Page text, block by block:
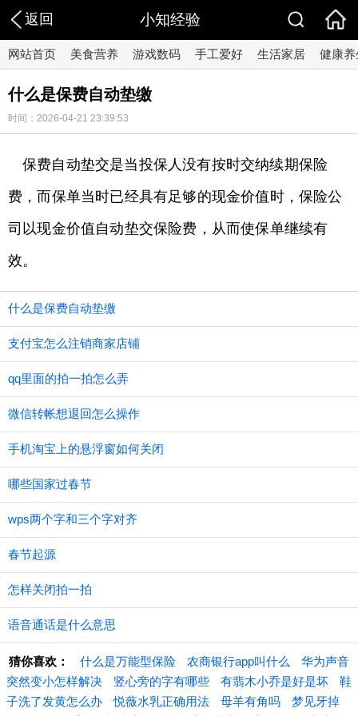
返回 小知经验
网站首页 美食营养 游戏数码 手工爱好 生活家居 健康养
什么是保费自动垫缴
时间：2026-04-21 23:39:53
保费自动垫交是当投保人没有按时交纳续期保险
费，而保单当时已经具有足够的现金价值时，保险公
司以现金价值自动垫交保险费，从而使保单继续有
效。
什么是保费自动垫缴
支付宝怎么注销商家店铺
qq里面的拍一拍怎么弄
微信转帐想退回怎么操作
手机淘宝上的悬浮窗如何关闭
哪些国家过春节
wps两个字和三个字对齐
春节起源
怎样关闭拍一拍
语音通话是什么意思
猜你喜欢： 什么是万能型保险 农商银行app叫什么
华为声音
突然变小怎样解决
竖心旁的字有哪些 有翡木小乔是好是坏
鞋
子洗了发黄怎么办
悦薇水乳正确用法 母羊有角吗
梦见牙掉